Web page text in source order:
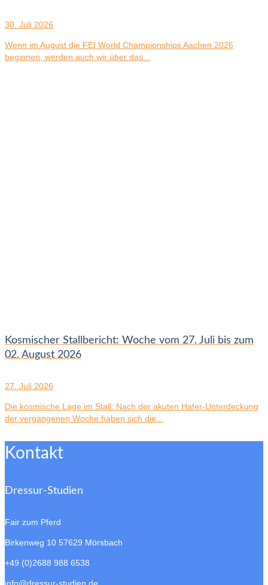
30. Juli 2026
Wenn im August die FEI World Championships Aachen 2026
beginnen, werden auch wir über das...
Kosmischer Stallbericht: Woche vom 27. Juli bis zum
02. August 2026
27. Juli 2026
Die kosmische Lage im Stall: Nach der akuten Hafer-Unterdeckung
der vergangenen Woche haben sich die...
Kontakt
Dressur-Studien
Fair zum Pferd
Birkenweg 10 57629 Mörsbach
+49 (0)2688 988 6538
info@dressur-studien.de